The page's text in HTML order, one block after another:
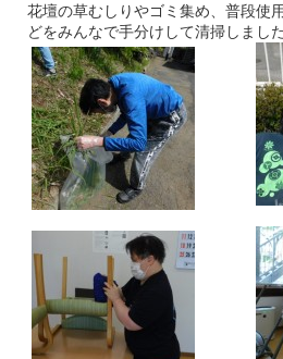
花壇の草むしりやゴミ集め、普段使
どをみんなで手分けして清掃しました